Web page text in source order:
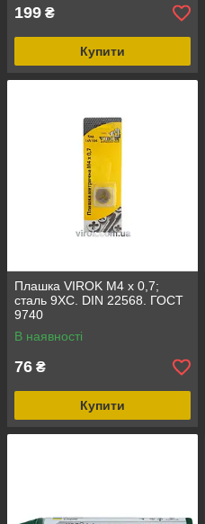
199 ₴
Купити
Плашка VIROK М4 х 0,7;
сталь 9ХС. DIN 22568. ГОСТ
9740
В наявності
76 ₴
Купити